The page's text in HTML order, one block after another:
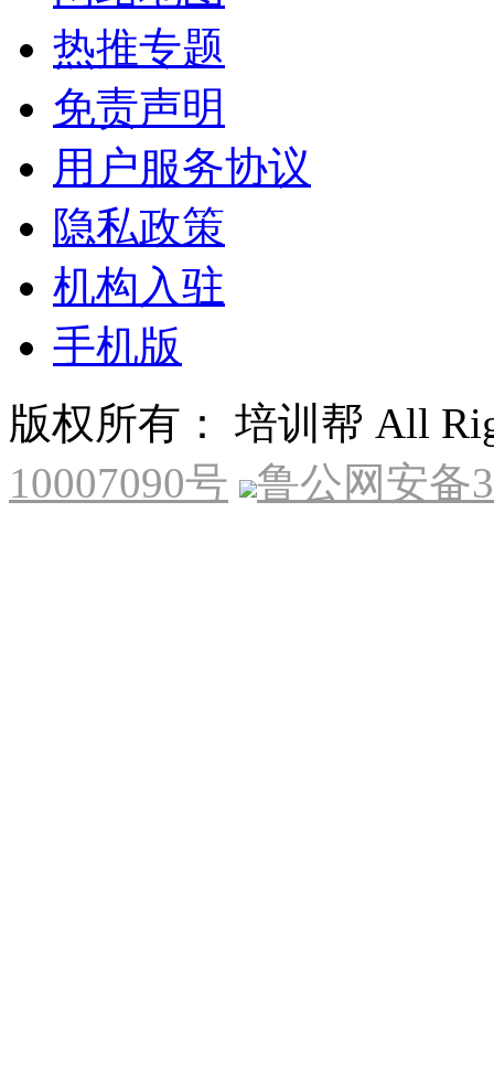
热推专题
免责声明
用户服务协议
隐私政策
机构入驻
手机版
版权所有： 培训帮 All
10007090号
鲁公网安备